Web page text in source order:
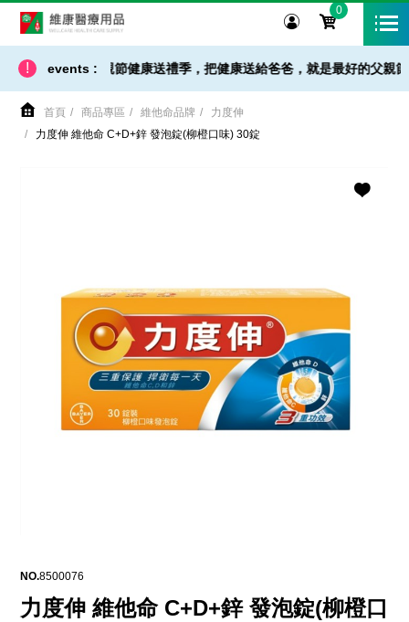
0
! events :
父親節健康送禮季，把健康送給爸爸，就是最好的父親節禮物！即
首頁 商品專區 維他命品牌
力度伸
力度伸 維他命 C+D+鋅 發泡錠(柳橙口味) 30錠
NO.8500076
力度伸 維他命 C+D+鋅 發泡錠(柳橙口